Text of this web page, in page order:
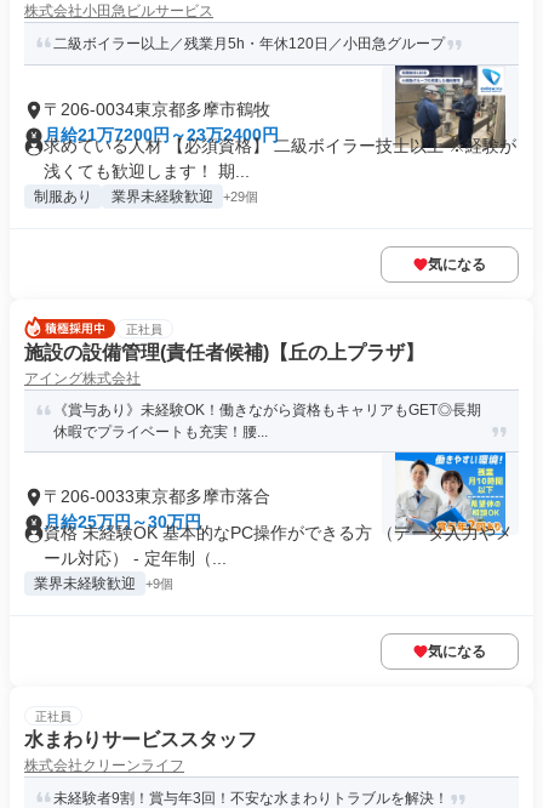
株式会社小田急ビルサービス
二級ボイラー以上／残業月5h・年休120日／小田急グループ
〒206-0034東京都多摩市鶴牧
月給21万7200円～23万2400円
求めている人材 【必須資格】 二級ボイラー技士以上 ※経験が
浅くても歓迎します！ 期...
制服あり 業界未経験歓迎 +29個
気になる
正社員
施設の設備管理(責任者候補)【丘の上プラザ】
アイング株式会社
《賞与あり》未経験OK！働きながら資格もキャリアもGET◎長期
休暇でプライベートも充実！腰...
〒206-0033東京都多摩市落合
月給25万円～30万円
資格 未経験OK 基本的なPC操作ができる方 （データ入力やメ
ール対応） - 定年制（...
業界未経験歓迎 +9個
気になる
正社員
水まわりサービススタッフ
株式会社クリーンライフ
未経験者9割！賞与年3回！不安な水まわりトラブルを解決！